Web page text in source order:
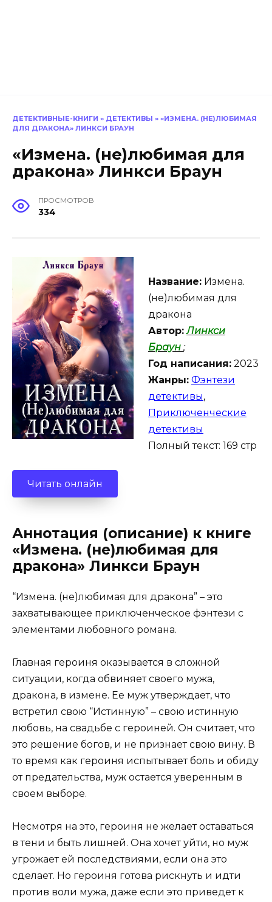
ДЕТЕКТИВНЫЕ-КНИГИ » ДЕТЕКТИВЫ » «ИЗМЕНА. (НЕ)ЛЮБИМАЯ
ДЛЯ ДРАКОНА» ЛИНКСИ БРАУН
«Измена. (не)любимая для
дракона» Линкси Браун
ПРОСМОТРОВ
334
Название: Измена.
(не)любимая для
дракона
Автор: Линкси
Браун ;
Год написания: 2023
Жанры: Фэнтези
детективы,
Приключенческие
детективы
Полный текст: 169 стр
Читать онлайн
Аннотация (описание) к книге
«Измена. (не)любимая для
дракона» Линкси Браун
“Измена. (не)любимая для дракона” – это
захватывающее приключенческое фэнтези с
элементами любовного романа.
Главная героиня оказывается в сложной
ситуации, когда обвиняет своего мужа,
дракона, в измене. Ее муж утверждает, что
встретил свою “Истинную” – свою истинную
любовь, на свадьбе с героиней. Он считает, что
это решение богов, и не признает свою вину. В
то время как героиня испытывает боль и обиду
от предательства, муж остается уверенным в
своем выборе.
Несмотря на это, героиня не желает оставаться
в тени и быть лишней. Она хочет уйти, но муж
угрожает ей последствиями, если она это
сделает. Но героиня готова рискнуть и идти
против воли мужа, даже если это приведет к